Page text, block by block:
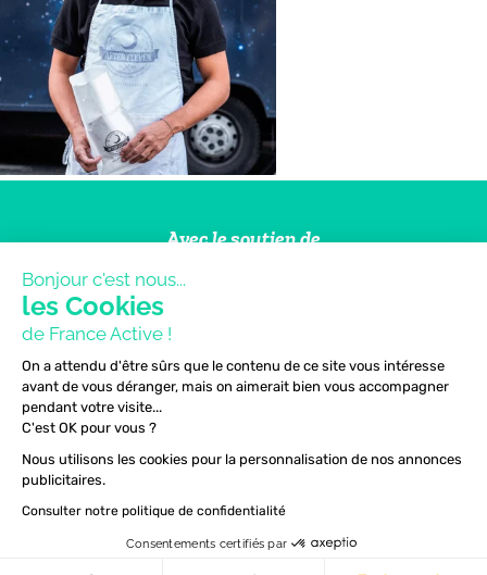
Avec le soutien de
Bonjour c'est nous...
les Cookies
de France Active !
On a attendu d'être sûrs que le contenu de ce site vous intéresse
avant de vous déranger, mais on aimerait bien vous accompagner
pendant votre visite...
C'est OK pour vous ?
Nous utilisons les cookies pour la personnalisation de nos annonces
publicitaires.
Consulter notre politique de confidentialité
Consentements certifiés par